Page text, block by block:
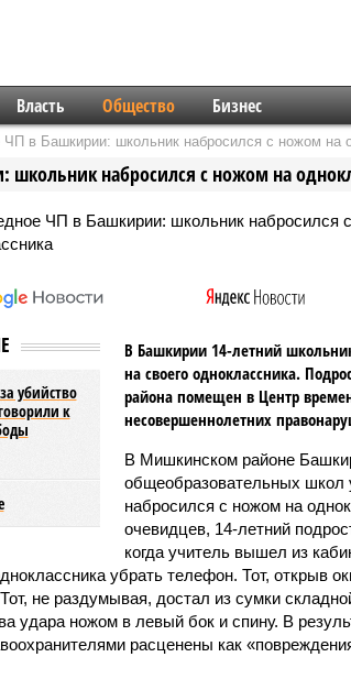
Власть Общество Бизнес
в Башкирии: школьник набросился с ножом на
набросился с ножом на
убийство
к
В Башкирии 14-летний
на своего одноклассника.
района помещен в Центр
несовершеннолетних
В Мишкинском районе
общеобразовательных школ
набросился с ножом на
очевидцев, 14-летний
когда учитель вышел из
убрать телефон. Тот, открыв
не раздумывая, достал из сумки
удара ножом в левый бок и спину. В
расценены как